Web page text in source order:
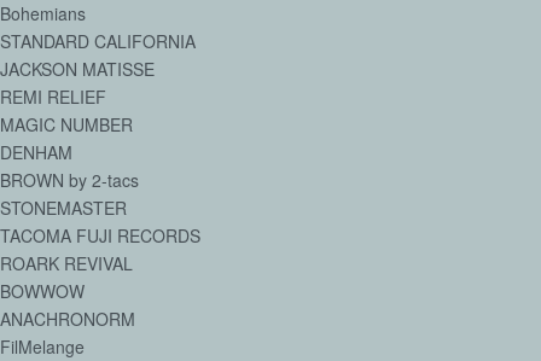
Bohemians
STANDARD CALIFORNIA
JACKSON MATISSE
REMI RELIEF
MAGIC NUMBER
DENHAM
BROWN by 2-tacs
STONEMASTER
TACOMA FUJI RECORDS
ROARK REVIVAL
BOWWOW
ANACHRONORM
FilMelange